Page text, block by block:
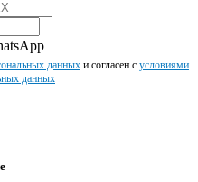
данных и согласен с условиями
данных